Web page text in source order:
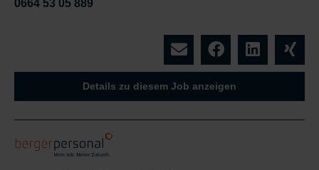
0664 53 05 889
Details zu diesem Job anzeigen